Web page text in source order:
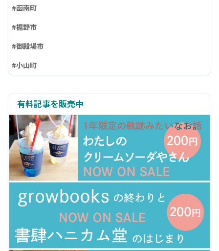
#函南町
#裾野市
#御殿場市
#小山町
有料記事を販売中